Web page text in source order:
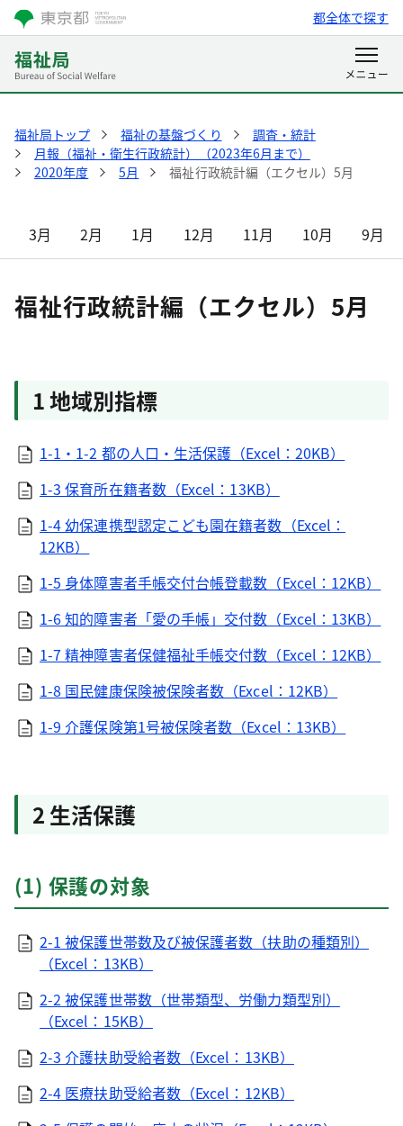
都全体で探す
福祉局トップ 福祉の基盤づくり
調査・統計
月報（福祉・衛生行政統計）（2023年6月まで）
2020年度
5月 福祉行政統計編（エクセル）5月
3月 2月 1月 12月 11月 10月 9月
福祉行政統計編（エクセル）5月
1 地域別指標
1-1・1-2 都の人口・生活保護（Excel：20KB）
1-3 保育所在籍者数（Excel：13KB）
1-4 幼保連携型認定こども園在籍者数（Excel：
12KB）
1-5 身体障害者手帳交付台帳登載数（Excel：12KB）
1-6 知的障害者「愛の手帳」交付数（Excel：13KB）
1-7 精神障害者保健福祉手帳交付数（Excel：12KB）
1-8 国民健康保険被保険者数（Excel：12KB）
1-9 介護保険第1号被保険者数（Excel：13KB）
2 生活保護
(1) 保護の対象
2-1 被保護世帯数及び被保護者数（扶助の種類別）
（Excel：13KB）
2-2 被保護世帯数（世帯類型、労働力類型別）
（Excel：15KB）
2-3 介護扶助受給者数（Excel：13KB）
2-4 医療扶助受給者数（Excel：12KB）